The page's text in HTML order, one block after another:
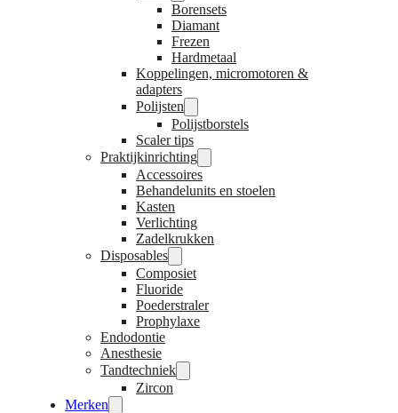
Borensets
Diamant
Frezen
Hardmetaal
Koppelingen, micromotoren &
adapters
Polijsten
Polijstborstels
Scaler tips
Praktijkinrichting
Accessoires
Behandelunits en stoelen
Kasten
Verlichting
Zadelkrukken
Disposables
Composiet
Fluoride
Poederstraler
Prophylaxe
Endodontie
Anesthesie
Tandtechniek
Zircon
Merken